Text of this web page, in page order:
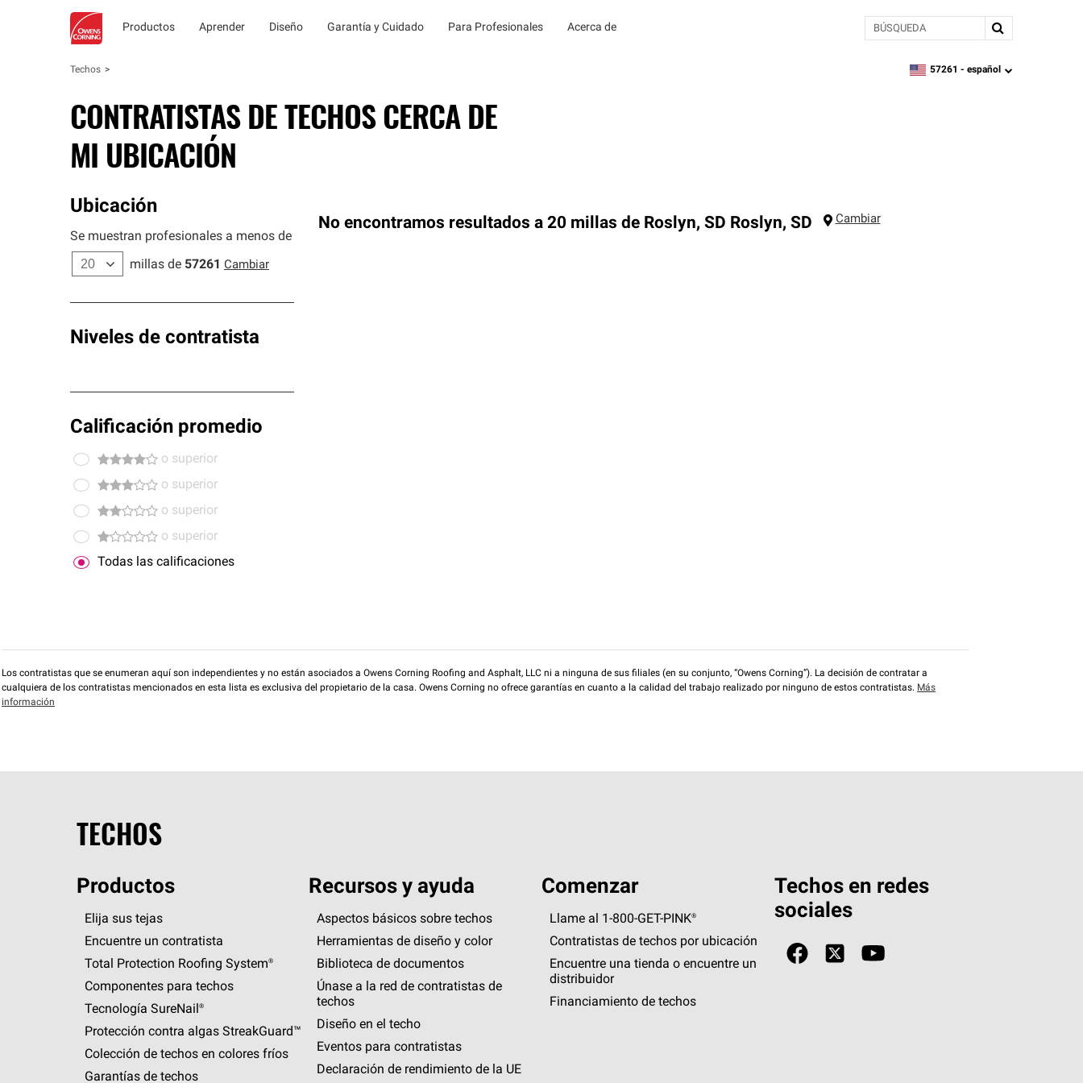
Productos Aprender Diseño Garantía y Cuidado Para Profesionales Acerca de BÚSQUEDA
Techos zipcode, language
57261 - español
CONTRATISTAS DE TECHOS CERCA DE
MI UBICACIÓN
Ubicación
Se muestran profesionales a menos de
millas de 57261 Cambiar
Niveles de contratista
Calificación promedio
o superior
o superior
o superior
o superior
Todas las calificaciones
No encontramos resultados a 20 millas de Roslyn, SD Roslyn, SD Cambiar
Los contratistas que se enumeran aquí son independientes y no están asociados a Owens Corning Roofing and Asphalt, LLC ni a ninguna de sus filiales (en su conjunto, “Owens Corning”). La decisión de contratar a
cualquiera de los contratistas mencionados en esta lista es exclusiva del propietario de la casa. Owens Corning no ofrece garantías en cuanto a la calidad del trabajo realizado por ninguno de estos contratistas. Más
información
TECHOS
Productos
Elija sus tejas
Encuentre un contratista
Total Protection Roofing System®
Componentes para techos
Tecnología SureNail®
Protección contra algas StreakGuard™
Colección de techos en colores fríos
Garantías de techos
Recursos y ayuda
Aspectos básicos sobre techos
Herramientas de diseño y color
Biblioteca de documentos
Únase a la red de contratistas de
techos
Diseño en el techo
Eventos para contratistas
Declaración de rendimiento de la UE
Comenzar
Llame al 1-800-GET -PINK®
Contratistas de techos por ubicación
Encuentre una tienda o encuentre un
distribuidor
Financiamiento de techos
Techos en redes
sociales